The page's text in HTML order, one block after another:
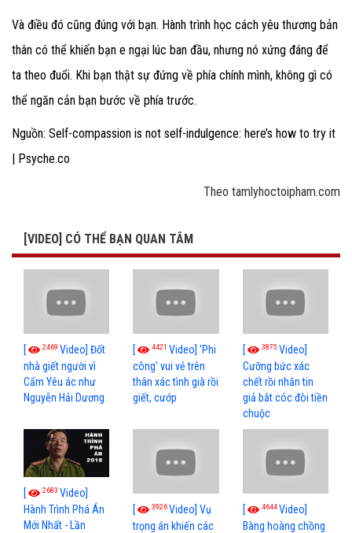
Và điều đó cũng đúng với bạn. Hành trình học cách yêu thương bản
thân có thể khiến bạn e ngại lúc ban đầu, nhưng nó xứng đáng để
ta theo đuổi. Khi bạn thật sự đứng về phía chính mình, không gì có
thể ngăn cản bạn bước về phía trước.
Nguồn: Self-compassion is not self-indulgence: here’s how to try it
| Psyche.co
Theo tamlyhoctoipham.com
[VIDEO] CÓ THỂ BẠN QUAN TÂM
[ 2469 Video] Đốt
nhà giết người vì
Cấm Yêu ác như
Nguyễn Hải Dương
[ 4421Video] 'Phi
công' vui vẻ trên
thân xác tình già rồi
giết, cướp
[ 3875 Video]
Cưỡng bức xác
chết rồi nhắn tin
giả bắt cóc đòi tiền
chuộc
[ 2683 Video]
Hành Trình Phá Án
Mới Nhất - Lần
[ 3926Video] Vụ
trọng án khiến các
[ 4644Video]
Bàng hoàng chồng